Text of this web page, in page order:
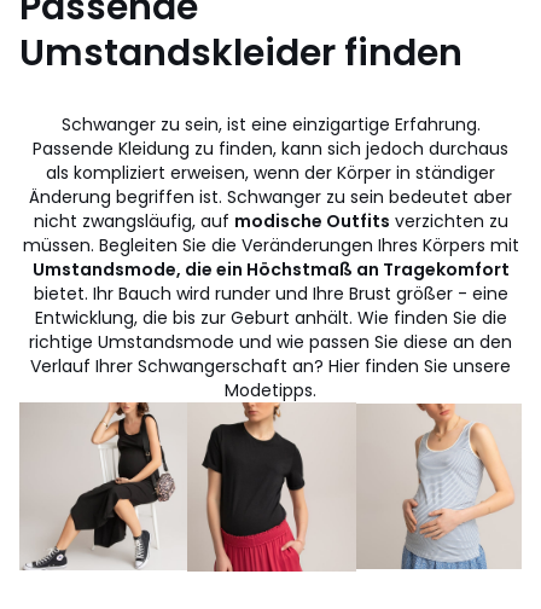
Umstandskleider finden
Schwanger zu sein, ist eine einzigartige Erfahrung.
Passende Kleidung zu finden, kann sich jedoch durchaus
als kompliziert erweisen, wenn der Körper in ständiger
Änderung begriffen ist. Schwanger zu sein bedeutet aber
nicht zwangsläufig, auf modische Outfits verzichten zu
müssen. Begleiten Sie die Veränderungen Ihres Körpers mit
Umstandsmode, die ein Höchstmaß an Tragekomfort
bietet. Ihr Bauch wird runder und Ihre Brust größer - eine
Entwicklung, die bis zur Geburt anhält. Wie finden Sie die
richtige Umstandsmode und wie passen Sie diese an den
Verlauf Ihrer Schwangerschaft an? Hier finden Sie unsere
Modetipps.